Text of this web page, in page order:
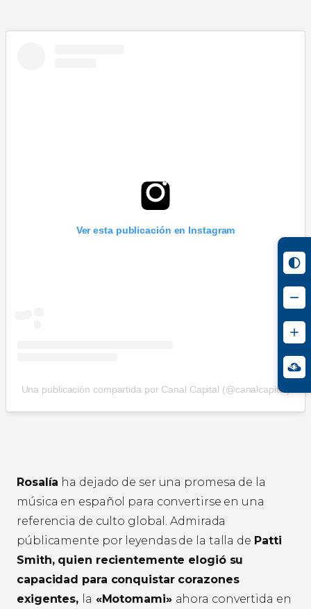
Ver esta publicación en Instagram
Una publicación compartida por Canal Capital (@canalcapital)
Rosalía ha dejado de ser una promesa de la
música en español para convertirse en una
referencia de culto global. Admirada
públicamente por leyendas de la talla de Patti
Smith, quien recientemente elogió su
capacidad para conquistar corazones
exigentes, la «Motomami» ahora convertida en